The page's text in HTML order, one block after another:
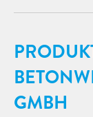
GMBH